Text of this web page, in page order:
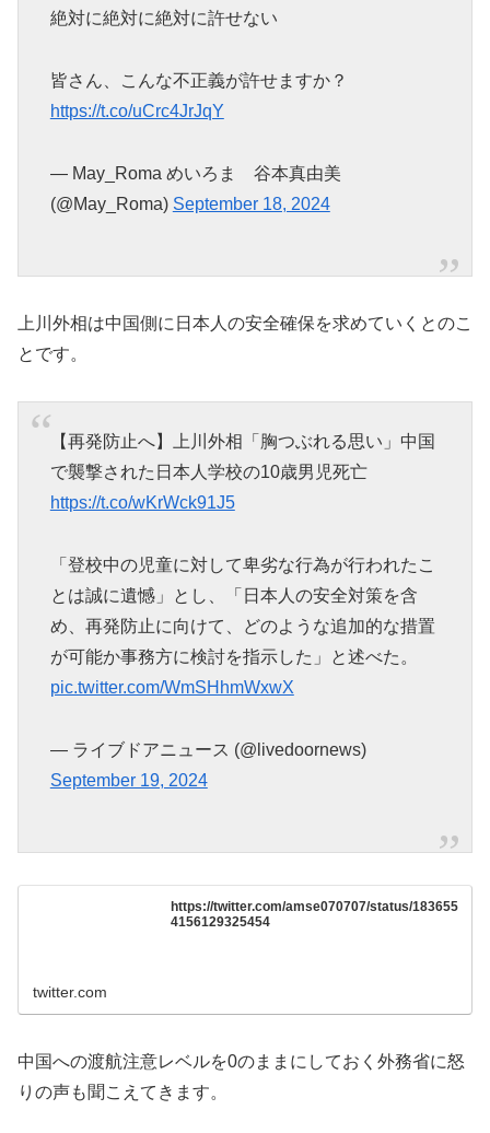
絶対に絶対に絶対に許せない
皆さん、こんな不正義が許せますか？
https://t.co/uCrc4JrJqY
— May_Roma めいろま 谷本真由美
(@May_Roma) September 18, 2024
上川外相は中国側に日本人の安全確保を求めていくとのこ
とです。
【再発防止へ】上川外相「胸つぶれる思い」中国
で襲撃された日本人学校の10歳男児死亡
https://t.co/wKrWck91J5
「登校中の児童に対して卑劣な行為が行われたこ
とは誠に遺憾」とし、「日本人の安全対策を含
め、再発防止に向けて、どのような追加的な措置
が可能か事務方に検討を指示した」と述べた。
pic.twitter.com/WmSHhmWxwX
— ライブドアニュース (@livedoornews)
September 19, 2024
https://twitter.com/amse070707/status/183655
4156129325454
twitter.com
中国への渡航注意レベルを0のままにしておく外務省に怒
りの声も聞こえてきます。